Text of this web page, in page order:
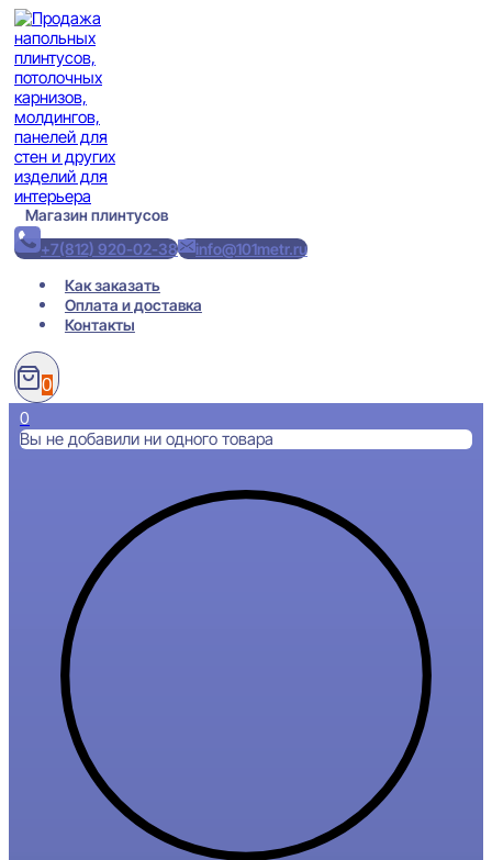
Перейти
к
содержимому
Магазин плинтусов
+7(812) 920-02-38
info@101metr.ru
Как заказать
Оплата и доставка
Контакты
0
0
Вы не добавили ни одного товара